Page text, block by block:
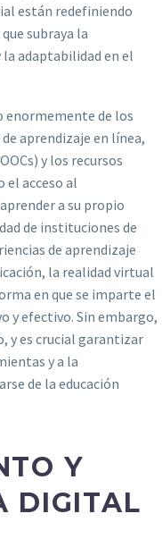
están redefiniendo
subraya la
adaptabilidad en el
enormemente de los
aprendizaje en línea,
y los recursos
el acceso al
a su propio
de instituciones de
de aprendizaje
la realidad virtual
en que se imparte el
y efectivo. Sin embargo,
y es crucial garantizar
y a la
de la educación
Y
DIGITAL